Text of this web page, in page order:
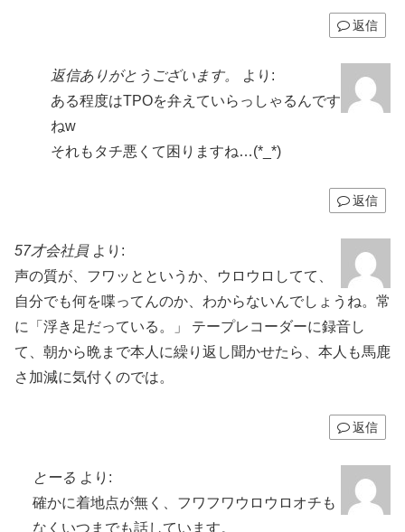
返信
返信ありがとうございます。
より:
ある程度はTPOを弁えていらっしゃるんです
ねw
それもタチ悪くて困りますね…(*_*)
返信
57才会社員 より:
声の質が、フワッとというか、ウロウロしてて、
自分でも何を喋ってんのか、わからないんでしょうね。常
に「浮き足だっている。」 テープレコーダーに録音し
て、朝から晩まで本人に繰り返し聞かせたら、本人も馬鹿
さ加減に気付くのでは。
返信
とーる より:
確かに着地点が無く、フワフワウロウロオチも
なくいつまでも話しています。